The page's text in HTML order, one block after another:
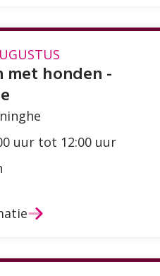
met honden -
uur tot 12:00 uur